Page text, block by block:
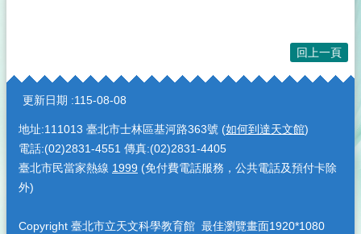
回上一頁
:::
更新日期 115-08-08
地址:111013 臺北市士林區基河路363號 (如何到達天文館)
電話:(02)2831-4551 傳真:(02)2831-4405
臺北市民當家熱線 1999 (免付費電話服務，公共電話及預付卡除
外)
Copyright 臺北市立天文科學教育館 最佳瀏覽畫面1920*1080